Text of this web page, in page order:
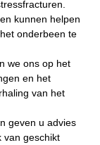
kunnen helpen
onderbeen te
we ons op het
en het
van het
geven u advies
van geschikt